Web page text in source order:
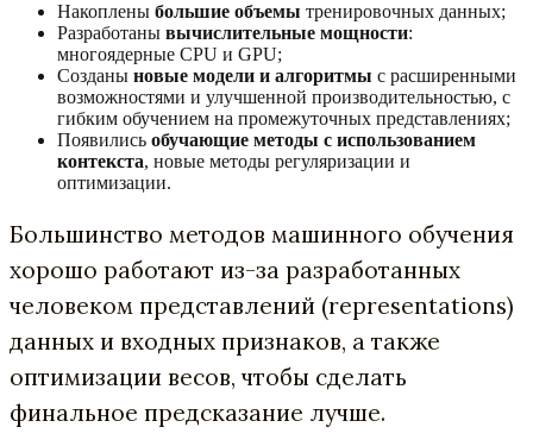
Накоплены большие объемы тренировочных данных;
Разработаны вычислительные мощности:
многоядерные CPU и GPU;
Созданы новые модели и алгоритмы с расширенными
возможностями и улучшенной производительностью, c
гибким обучением на промежуточных представлениях;
Появились обучающие методы c использованием
контекста, новые методы регуляризации и
оптимизации.
Большинство методов машинного обучения
хорошо работают из-за разработанных
человеком представлений (representations)
данных и входных признаков, а также
оптимизации весов, чтобы сделать
финальное предсказание лучше.